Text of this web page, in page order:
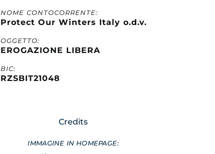
NOME CONTOCORRENTE:
Protect Our Winters Italy o.d.v.
OGGETTO:
EROGAZIONE LIBERA
BIC:
RZSBIT21048
Credits
IMMAGINE IN HOMEPAGE: